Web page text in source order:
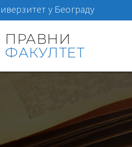
у Београду
ПРАВНИ
ФАКУЛТЕТ